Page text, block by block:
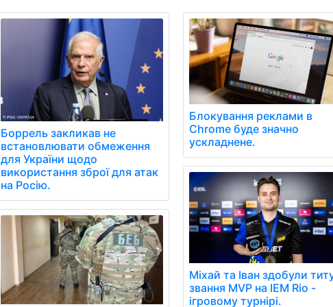
Боррель закликав не
встановлювати обмеження
для України щодо
використання зброї для атак
на Росію.
Блокування реклами в
Chrome буде значно
ускладнене.
Міхай та Іван здобули
звання MVP на IEM Rio -
ігровому турнірі.